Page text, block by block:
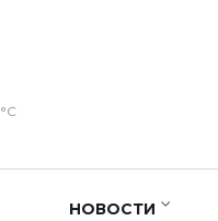
°C
НОВОСТИ